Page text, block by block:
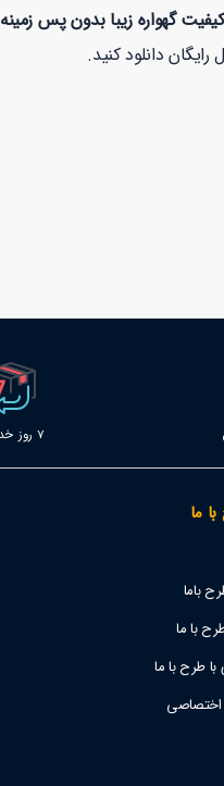
گهواره زیبا بدون پس زمینه
7 روز خدمات
ما
باما
با ما
طرح با ما